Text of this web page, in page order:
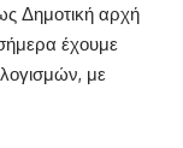
Δημοτική αρχή
έχουμε
με